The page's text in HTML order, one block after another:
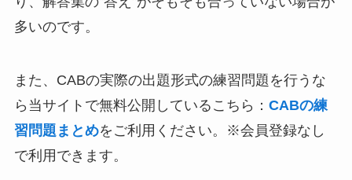
多いのです。
また、CABの実際の出題形式の練習問題を行うな
ら当サイトで無料公開しているこちら： CABの練
習問題まとめをご利用ください。※会員登録なし
で利用できます。